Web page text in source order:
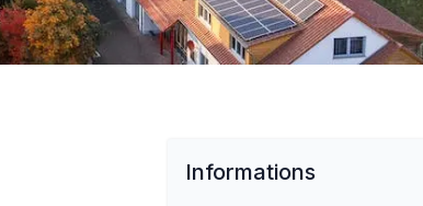
Informations